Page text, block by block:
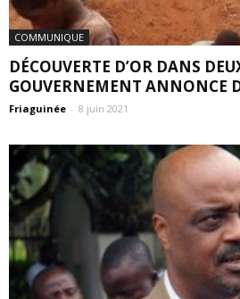
COMMUNIQUE
DÉCOUVERTE D’OR DANS
GOUVERNEMENT ANNONCE
Friaguinée - 8 juin 2021